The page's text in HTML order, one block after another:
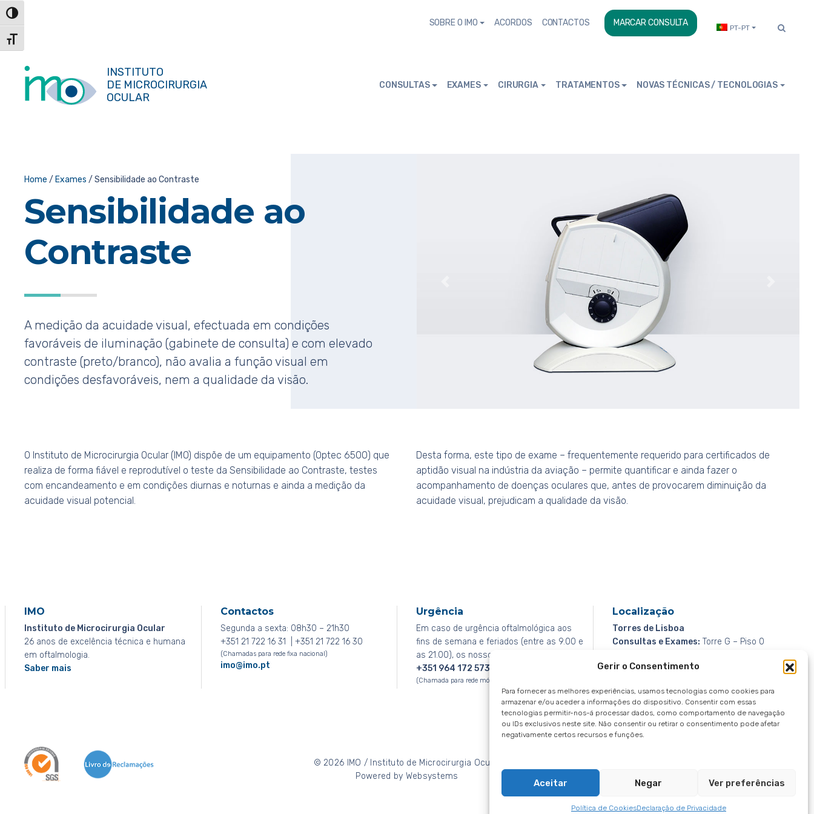
Gerir o Consentimento
Para fornecer as melhores experiências, usamos tecnologias como cookies para
armazenar e/ou aceder a informações do dispositivo. Consentir com essas
tecnologias permitir-nos-á processar dados, como comportamento de navegação
ou IDs exclusivos neste site. Não consentir ou retirar o consentimento pode afetar
negativamente certos recursos e funções.
Aceitar Negar Ver preferências
Política de CookiesDeclaração de Privacidade
Skip
Content
Toggle High Contrast
Toggle Font size
SOBRE O IMO ACORDOS CONTACTOS MARCAR CONSULTA PT-PT
INSTITUTO
DE MICROCIRURGIA
OCULAR
CONSULTAS EXAMES CIRURGIA TRATAMENTOS NOVAS TÉCNICAS / TECNOLOGIAS
Home / Exames / Sensibilidade ao Contraste
Sensibilidade ao
Contraste
A medição da acuidade visual, efectuada em condições
favoráveis de iluminação (gabinete de consulta) e com elevado
contraste (preto/branco), não avalia a função visual em
condições desfavoráveis, nem a qualidade da visão.
O Instituto de Microcirurgia Ocular (IMO) dispõe de um equipamento (Optec 6500) que
realiza de forma fiável e reprodutível o teste da Sensibilidade ao Contraste, testes
com encandeamento e em condições diurnas e noturnas e ainda a medição da
acuidade visual potencial.
Desta forma, este tipo de exame – frequentemente requerido para certificados de
aptidão visual na indústria da aviação – permite quantificar e ainda fazer o
acompanhamento de doenças oculares que, antes de provocarem diminuição da
acuidade visual, prejudicam a qualidade da visão.
IMO
Instituto de Microcirurgia Ocular
26 anos de excelência técnica e humana
em oftalmologia.
Saber mais
Contactos
Segunda a sexta: 08h30 – 21h30
+351 21 722 16 31 | +351 21 722 16 30
(Chamadas para rede fixa nacional)
imo@imo.pt
Urgência
Em caso de urgência oftalmológica aos
fins de semana e feriados (entre as 9.00 e
as 21.00), os nossos doentes devem ligar:
+351 964 172 573
(Chamada para rede móvel nacional)
Localização
Torres de Lisboa
Consultas e Exames: Torre G – Piso 0
GPS:38º45’22”N 9°10’30”W
© 2026 IMO / Instituto de Microcirurgia Ocular
Powered by Websystems